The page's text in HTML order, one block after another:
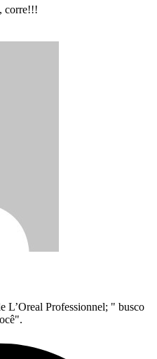
corre!!!
L’Oreal Professionnel; " busco